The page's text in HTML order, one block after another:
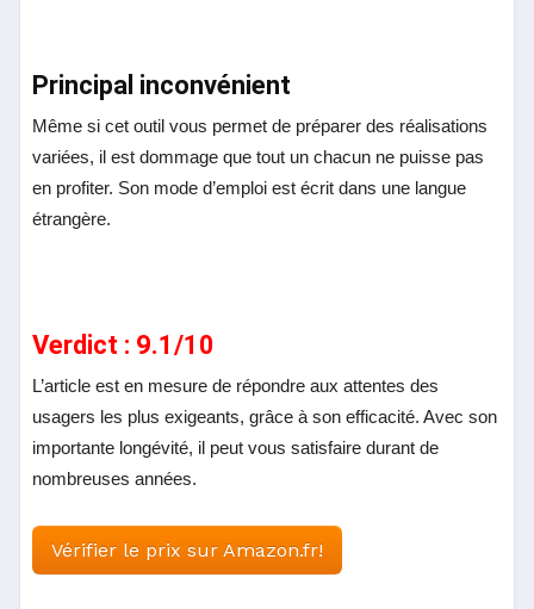
Principal inconvénient
Même si cet outil vous permet de préparer des réalisations
variées, il est dommage que tout un chacun ne puisse pas
en profiter. Son mode d’emploi est écrit dans une langue
étrangère.
Verdict : 9.1/10
L’article est en mesure de répondre aux attentes des
usagers les plus exigeants, grâce à son efficacité. Avec son
importante longévité, il peut vous satisfaire durant de
nombreuses années.
Vérifier le prix sur Amazon.fr!